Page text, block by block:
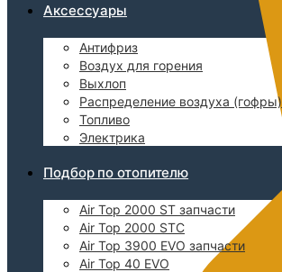
Аксессуары
Антифриз
Воздух для горения
Выхлоп
Распределение воздуха (гофры)
Топливо
Электрика
Подбор по отопителю
Air Top 2000 ST запчасти
Air Top 2000 STC
Air Top 3900 EVO запчасти
Air Top 40 EVO